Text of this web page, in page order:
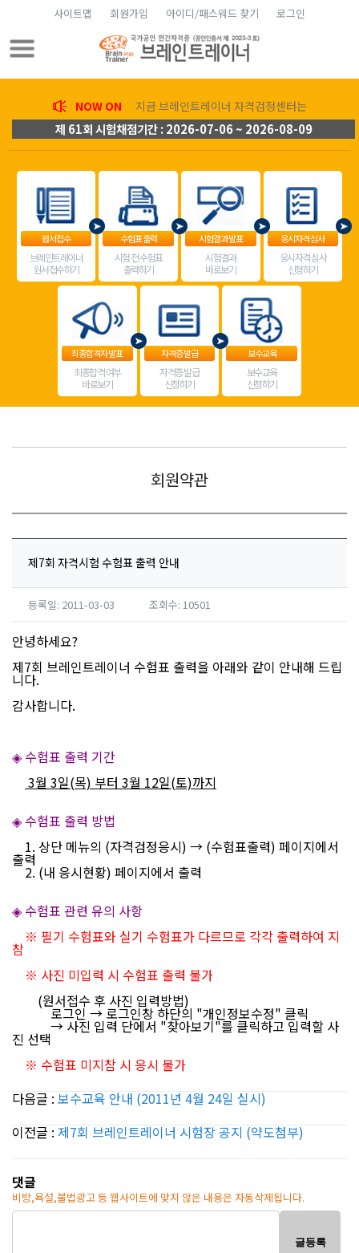
사이트맵 회원가입 아이디/패스워드 찾기 로그인
NOW ON 지금 브레인트레이너 자격검정센터는
제 61회 시험채점기간 : 2026-07-06 ~ 2026-08-09
원서접수
브레인트레이너
원서접수하기
수험표 출력
시험 전 수험표
출력하기
시험결과 발표
시험결과
바로보기
응시자격 심사
응시자격 심사
신청하기
최종합격자 발표
최종합격 여부
바로보기
자격증 발급
자격증 발급
신청하기
보수교육
보수교육
신청하기
회원약관
제7회 자격시험 수험표 출력 안내
등록일: 2011-03-03 조회수: 10501
안녕하세요?
제7회 브레인트레이너 수험표 출력을 아래와 같이 안내해 드립
니다.
감사합니다.
◈ 수험표 출력 기간
3월 3일(목) 부터 3월 12일(토)까지
◈ 수험표 출력 방법
1. 상단 메뉴의 (자격검정응시) → (수험표출력) 페이지에서
출력
2. (내 응시현황) 페이지에서 출력
◈ 수험표 관련 유의 사항
※ 필기 수험표와 실기 수험표가 다르므로 각각 출력하여 지
참
※ 사진 미입력 시 수험표 출력 불가
(원서접수 후 사진 입력방법)
로그인 → 로그인창 하단의 "개인정보수정" 클릭
→ 사진 입력 단에서 "찾아보기"를 클릭하고 입력할 사
진 선택
※ 수험표 미지참 시 응시 불가
다음글 : 보수교육 안내 (2011년 4월 24일 실시)
이전글 : 제7회 브레인트레이너 시험장 공지 (약도첨부)
댓글
비방,욕설,불법광고 등 웹사이트에 맞지 않은 내용은 자동삭제됩니다.
글등록